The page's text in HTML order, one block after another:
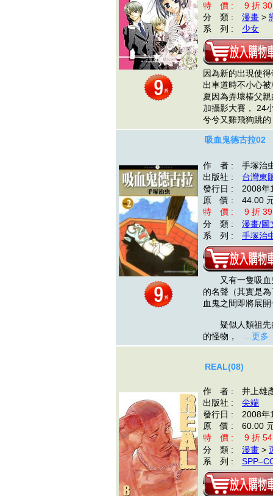
特 價 : 9 折
分 類 : 漫畫 >
系 列 : 少女
因為新的出現使
出車道時不小心
夏因為弄壞椿父
加攝影大賽， 24
兮兮又雞飛狗跳
吸血鬼德古拉02
作 者 : 手塚治
出版社 : 台灣東
發行日 : 2008年
原 價 : 44.00
特 價 : 9 折
分 類 : 漫畫/圖
系 列 : 手塚治
又有一隻吸血
的名聲（其實是
血鬼之間即將展
疑似人類祖先
的怪物，
...更多
REAL(08)
作 者 : 井上雄
出版社 : 尖端
發行日 : 2008年
原 價 : 60.00
特 價 : 9 折 54
分 類 : 漫畫 >
系 列 :